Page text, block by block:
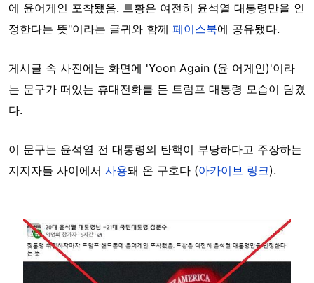
에 윤어게인 포착됐음. 트황은 여전히 윤석열 대통령만을 인
정한다는 뜻"이라는 글귀와 함께 페이스북에 공유됐다.
게시글 속 사진에는 화면에 'Yoon Again (윤 어게인)'이라
는 문구가 떠있는 휴대전화를 든 트럼프 대통령 모습이 담겼
다.
이 문구는 윤석열 전 대통령의 탄핵이 부당하다고 주장하는
지지자들 사이에서 사용돼 온 구호다 (아카이브 링크).
Image